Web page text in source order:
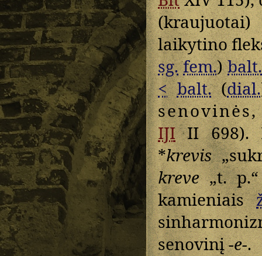
laikytino
sg. fem.)balt.
< balt.(dial.
senovinės,
IJIII 698).
*krevis
kreve„t.
kamieniais
senovinį-e-.